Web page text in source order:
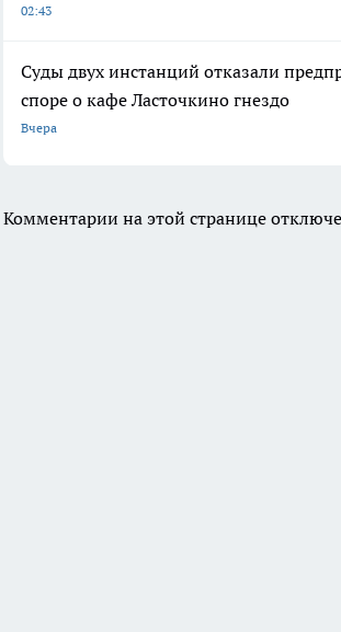
02:43
Суды двух инстанций отказали
споре о кафе Ласточкино гнездо
Вчера
Комментарии на этой странице